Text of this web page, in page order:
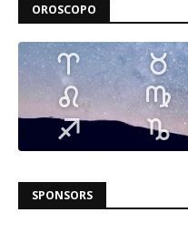
OROSCOPO
SPONSORS